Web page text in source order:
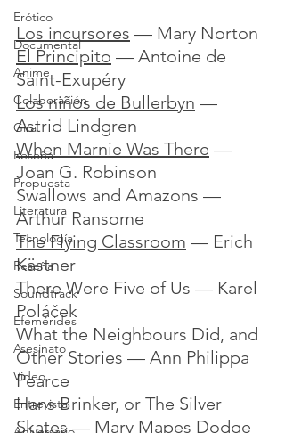
Erótico
Documental
Anime
Colaboración
Gira
Reseña
Propuesta
Literatura
Tecnología
Reseña
Soundtrack
Efemérides
Asesinato
Video
Entrevista
Los incursores — Mary Norton
El Principito — Antoine de
Saint-Exupéry
Los niños de Bullerbyn —
Astrid Lindgren
When Marnie Was There —
Joan G. Robinson
Swallows and Amazons —
Arthur Ransome
The Flying Classroom — Erich
Kästner
There Were Five of Us — Karel
Poláček
What the Neighbours Did, and
Other Stories — Ann Philippa
Pearce
Hans Brinker, or The Silver
Skates — Mary Mapes Dodge